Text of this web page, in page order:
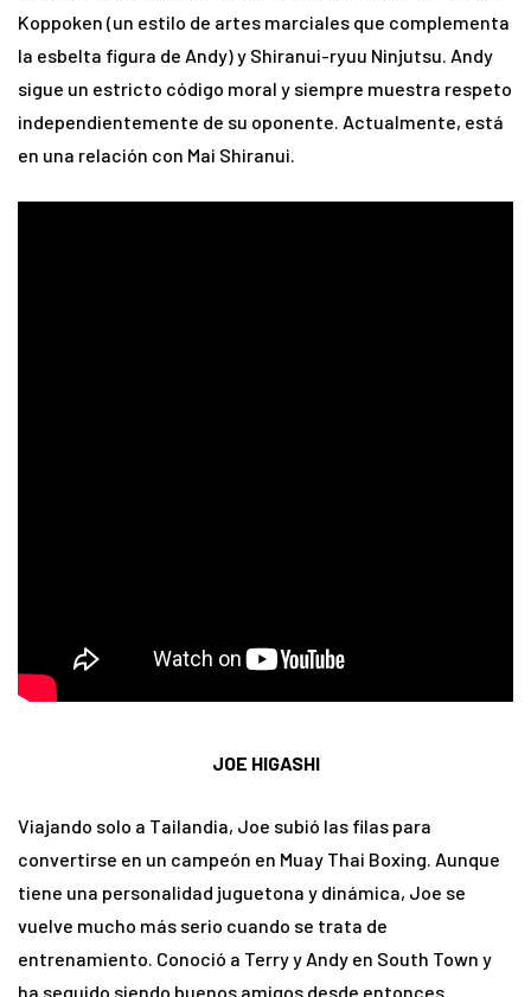
Koppoken (un estilo de artes marciales que complementa
la esbelta figura de Andy) y Shiranui-ryuu Ninjutsu. Andy
sigue un estricto código moral y siempre muestra respeto
independientemente de su oponente. Actualmente, está
en una relación con Mai Shiranui.
JOE HIGASHI
Viajando solo a Tailandia, Joe subió las filas para
convertirse en un campeón en Muay Thai Boxing. Aunque
tiene una personalidad juguetona y dinámica, Joe se
vuelve mucho más serio cuando se trata de
entrenamiento. Conoció a Terry y Andy en South Town y
ha seguido siendo buenos amigos desde entonces.